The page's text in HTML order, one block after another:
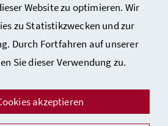
Website zu optimieren. Wir
zu Statistikzwecken und zur
Durch Fortfahren auf unserer
Sie dieser Verwendung zu.
akzeptieren
Datenschutz